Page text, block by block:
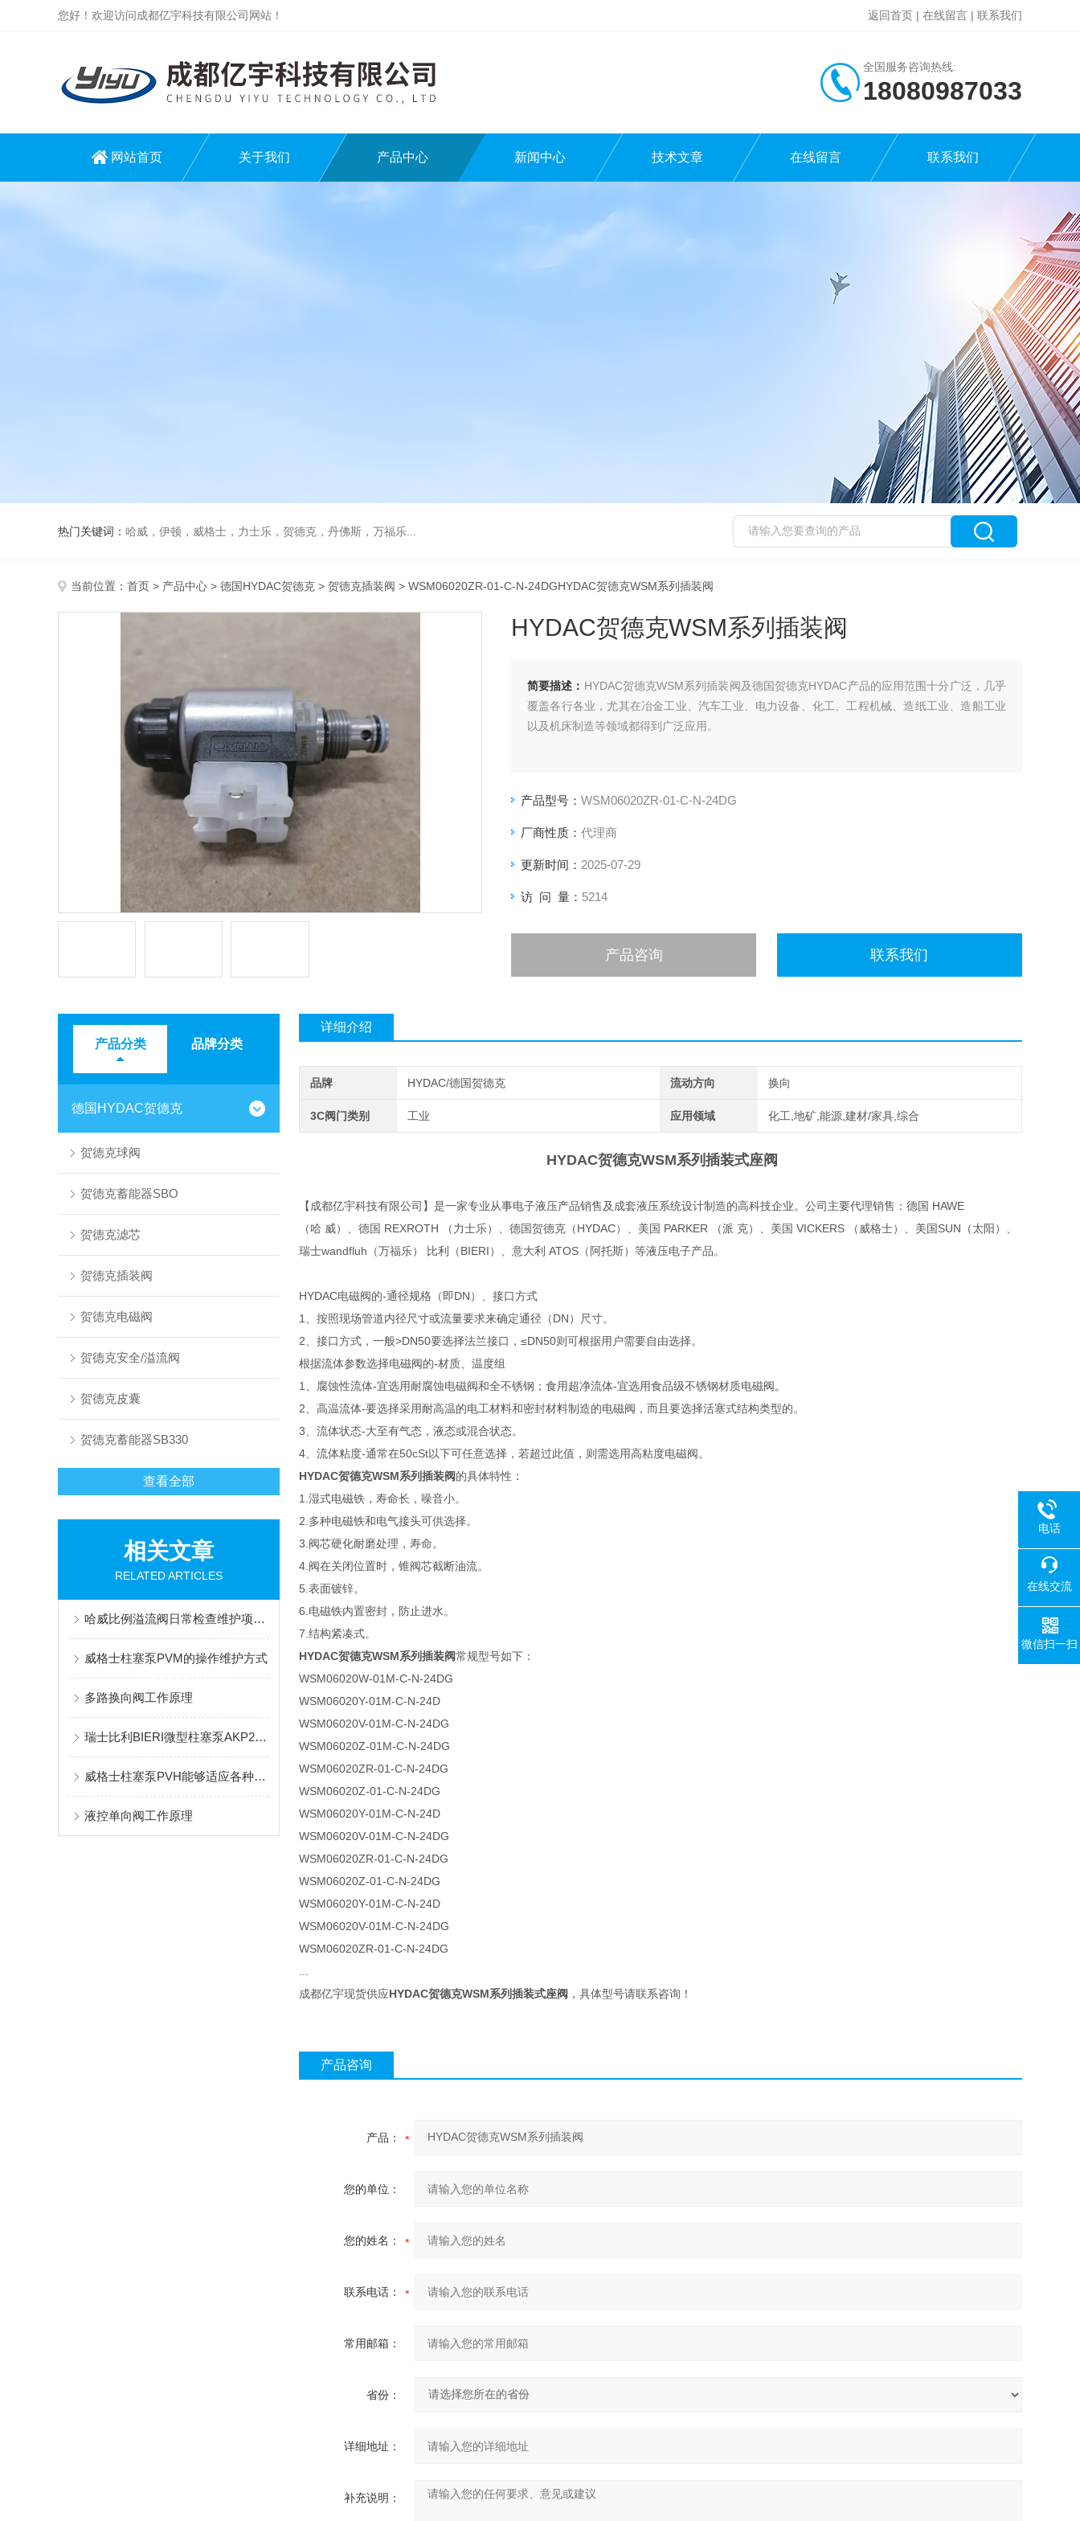
您好！欢迎访问成都亿宇科技有限公司网站！ 返回首页 | 在线留言 | 联系我们
全国服务咨询热线:
18080987033
网站首页 关于我们 产品中心 新闻中心 技术文章 在线留言 联系我们
热门关键词： 哈威，伊顿，威格士，力士乐，贺德克，丹佛斯，万福乐...
当前位置： 首页 > 产品中心 > 德国HYDAC贺德克 > 贺德克插装阀 > WSM06020ZR-01-C-N-24DGHYDAC贺德克WSM系列插装阀
HYDAC贺德克WSM系列插装阀
简要描述： HYDAC贺德克WSM系列插装阀及德国贺德克HYDAC产品的应用范围十分广泛，几乎
覆盖各行各业，尤其在冶金工业、汽车工业、电力设备、化工、工程机械、造纸工业、造船工业
以及机床制造等领域都得到广泛应用。
产品型号： WSM06020ZR-01-C-N-24DG
厂商性质： 代理商
更新时间： 2025-07-29
访 问 量： 5214
产品咨询 联系我们
产品分类 品牌分类
德国HYDAC贺德克
贺德克球阀
贺德克蓄能器SBO
贺德克滤芯
贺德克插装阀
贺德克电磁阀
贺德克安全/溢流阀
贺德克皮囊
贺德克蓄能器SB330
查看全部
相关文章
RELATED ARTICLES
哈威比例溢流阀日常检查维护项目有什么？
威格士柱塞泵PVM的操作维护方式
多路换向阀工作原理
瑞士比利BIERI微型柱塞泵AKP20系列原理及维修
威格士柱塞泵PVH能够适应各种高压工况
液控单向阀工作原理
详细介绍
品牌 HYDAC/德国贺德克 流动方向 换向
3C阀门类别 工业 应用领域 化工,地矿,能源,建材/家具,综合
HYDAC贺德克WSM系列插装式座阀
【成都亿宇科技有限公司】是一家专业从事电子液压产品销售及成套液压系统设计制造的高科技企业。公司主要代理销售：德国 HAWE
（哈 威）、德国 REXROTH （力士乐）、德国贺德克（HYDAC）、美国 PARKER （派 克）、美国 VICKERS （威格士）、美国SUN（太阳）、
瑞士wandfluh（万福乐） 比利（BIERI）、意大利 ATOS（阿托斯）等液压电子产品。
HYDAC电磁阀的-通径规格（即DN）、接口方式
1、按照现场管道内径尺寸或流量要求来确定通径（DN）尺寸。
2、接口方式，一般>DN50要选择法兰接口，≤DN50则可根据用户需要自由选择。
根据流体参数选择电磁阀的-材质、温度组
1、腐蚀性流体-宜选用耐腐蚀电磁阀和全不锈钢；食用超净流体-宜选用食品级不锈钢材质电磁阀。
2、高温流体-要选择采用耐高温的电工材料和密封材料制造的电磁阀，而且要选择活塞式结构类型的。
3、流体状态-大至有气态，液态或混合状态。
4、流体粘度-通常在50cSt以下可任意选择，若超过此值，则需选用高粘度电磁阀。
HYDAC贺德克WSM系列插装阀的具体特性：
1.湿式电磁铁，寿命长，噪音小。
2.多种电磁铁和电气接头可供选择。
3.阀芯硬化耐磨处理，寿命。
4.阀在关闭位置时，锥阀芯截断油流。
5.表面镀锌。
6.电磁铁内置密封，防止进水。
7.结构紧凑式。
HYDAC贺德克WSM系列插装阀常规型号如下：
WSM06020W-01M-C-N-24DG
WSM06020Y-01M-C-N-24D
WSM06020V-01M-C-N-24DG
WSM06020Z-01M-C-N-24DG
WSM06020ZR-01-C-N-24DG
WSM06020Z-01-C-N-24DG
WSM06020Y-01M-C-N-24D
WSM06020V-01M-C-N-24DG
WSM06020ZR-01-C-N-24DG
WSM06020Z-01-C-N-24DG
WSM06020Y-01M-C-N-24D
WSM06020V-01M-C-N-24DG
WSM06020ZR-01-C-N-24DG
成都亿宇现货供应HYDAC贺德克WSM系列插装式座阀 ，具体型号请联系咨询！
产品咨询
产品：
您的单位：
您的姓名：
联系电话：
常用邮箱：
省份：
详细地址：
补充说明：
电话
在线交流
微信扫一扫